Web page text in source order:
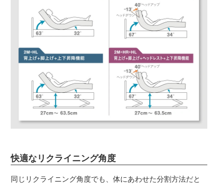
快適なリクライニング角度
同じリクライニング角度でも、体にあわせた分割方法だと